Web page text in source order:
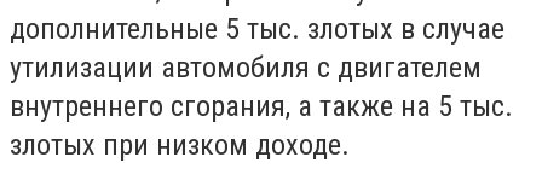
дополнительные 5 тыс. злотых в случае
утилизации автомобиля с двигателем
внутреннего сгорания, а также на 5 тыс.
злотых при низком доходе.